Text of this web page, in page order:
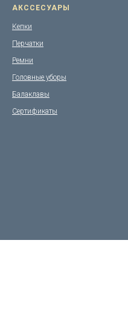
АКССЕСУАРЫ
Кепки
Перчатки
Ремни
Головные уборы
Балаклавы
Сертификаты